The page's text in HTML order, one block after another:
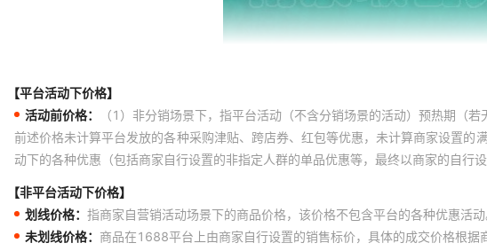
【平台活动下价格】
活动前价格：
（1）非分销场景下，指平台活动（不含分销场景的活动）预热期（
前述价格未计算平台发放的各种采购津贴、跨店券、红包等优惠，未计算商家设置
动下的各种优惠（包括商家自行设置的非指定人群的单品优惠等，最终以商家的自行
【非平台活动下价格】
划线价格： 指商家自营销活动场景下的商品价格，该价格不包含平台的各种优惠活
未划线价格： 商品在1688平台上由商家自行设置的销售标价，具体的成交价格根据